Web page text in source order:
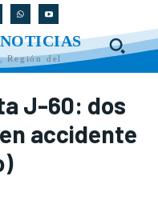
Región del
J-60: dos
accidente